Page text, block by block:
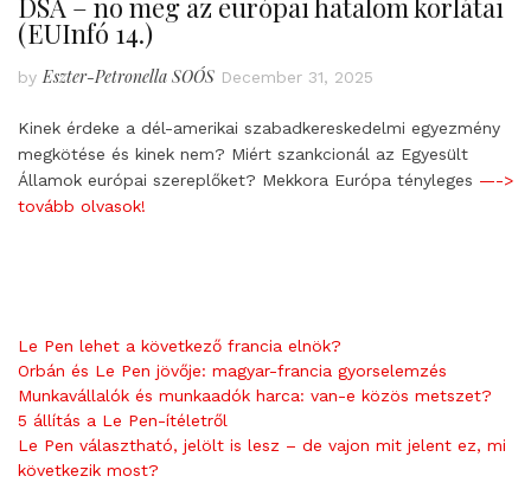
(EUInfó 14.)
by Eszter-Petronella SOÓS December 31, 2025
Kinek érdeke a dél-amerikai szabadkereskedelmi egyezmény
megkötése és kinek nem? Miért szankcionál az Egyesült
Államok európai szereplőket? Mekkora Európa tényleges —->
tovább olvasok!
Le Pen lehet a következő francia elnök?
Orbán és Le Pen jövője: magyar-francia gyorselemzés
Munkavállalók és munkaadók harca: van-e közös metszet?
5 állítás a Le Pen-ítéletről
Le Pen választható, jelölt is lesz – de vajon mit jelent ez, mi
következik most?